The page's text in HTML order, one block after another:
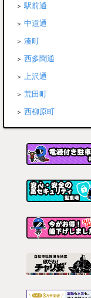
駅前通
中道通
湊町
西多聞通
上沢通
荒田町
西柳原町